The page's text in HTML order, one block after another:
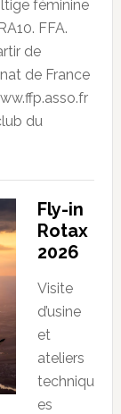
féminine
FFA.
de
de France
du
Fly-in
Rotax
2026
Visite
d’usine
et
ateliers
techniqu
es